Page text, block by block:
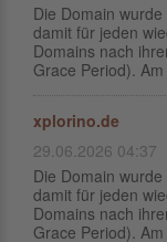
Die Domain
damit für jeden
Domains nach
Grace Period).
xplorino.de
29.06.2026 04:37
Die Domain
damit für jeden
Domains nach
Grace Period).